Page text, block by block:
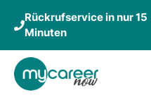
Inhalt
Rückrufservice in nur 15
Minuten